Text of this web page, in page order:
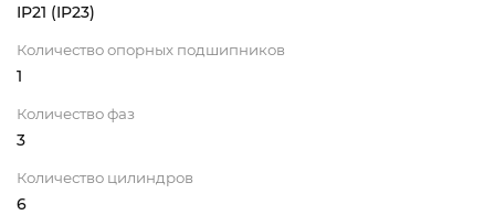
IP21 (IP23)
Количество опорных подшипников
1
Количество фаз
3
Количество цилиндров
6